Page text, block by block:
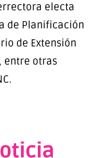
electa
de Planificación
de Extensión
entre otras